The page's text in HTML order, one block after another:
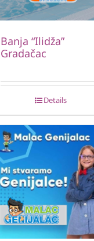
Banja “Ilidža”
Gradačac
Details